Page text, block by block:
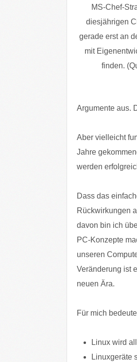
MS-Chef-
diesjährigen
gerade erst an
mit
finden.
Argumente aus.
Aber vielleicht
Jahre
werden
Dass das
Rückwirkungen
davon bin ich
PC-Konzepte
unseren
Veränderung ist
neuen Ära.
Für mich
Linux wird
Linuxgeräte